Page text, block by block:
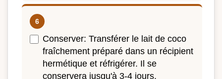
Conserver: Transférer le lait de coco
fraîchement préparé dans un récipient
hermétique et réfrigérer. Il se
conservera jusqu'à 3-4 jours.